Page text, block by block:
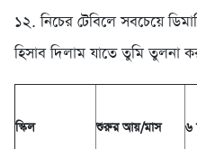
১২. নিচের টেবিলে সবচেয়ে
হিসাব দিলাম যাতে তুমি তুলনা
স্কিল শুরুর আয়/মাস ৬